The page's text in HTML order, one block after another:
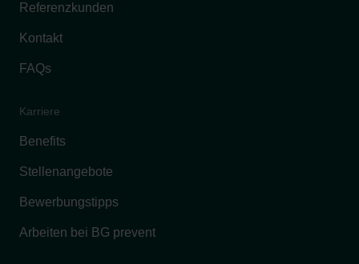
Referenzkunden
Kontakt
FAQs
Karriere
Benefits
Stellenangebote
Bewerbungstipps
Arbeiten bei BG prevent